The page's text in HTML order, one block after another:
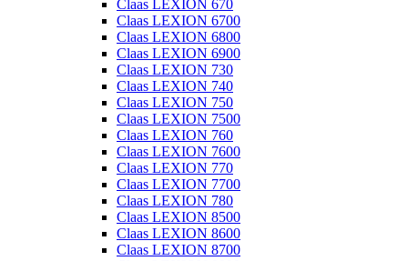
Claas LEXION 670
Claas LEXION 6700
Claas LEXION 6800
Claas LEXION 6900
Claas LEXION 730
Claas LEXION 740
Claas LEXION 750
Claas LEXION 7500
Claas LEXION 760
Claas LEXION 7600
Claas LEXION 770
Claas LEXION 7700
Claas LEXION 780
Claas LEXION 8500
Claas LEXION 8600
Claas LEXION 8700